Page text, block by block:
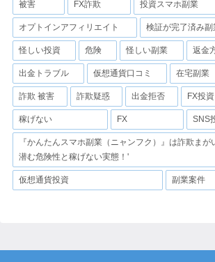
被害 FX詐欺 投資スマホ副業
オプトインアフィリエイト 検証が完了済み副
怪しい投資 危険 怪しい副業 返金
出金トラブル 仮想通貨口コミ 在宅副業
詐欺 被害 詐欺疑惑 出金拒否 FX投資
稼げない FX SNS
『かんたんスマホ副業（ニャンフク）』は詐欺まが
潜む危険性と稼げない実態！'
仮想通貨投資 副業案件